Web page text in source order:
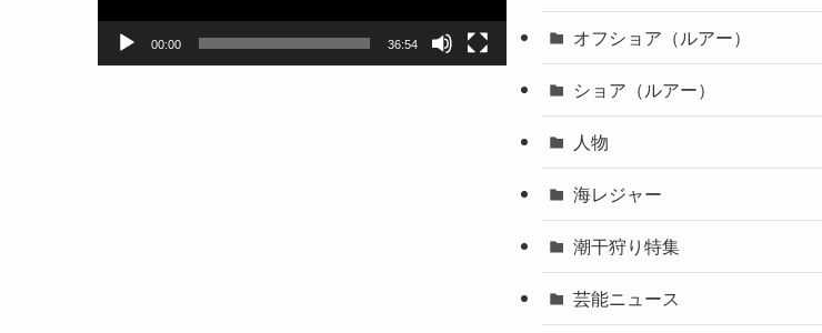
ー
00:00 36:54 オフショア（ルアー）
ショア（ルアー）
人物
海レジャー
潮干狩り特集
芸能ニュース